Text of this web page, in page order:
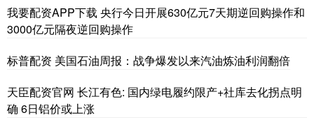
我要配资APP下载 央行今日开展630亿元7天期逆回购操作和
3000亿元隔夜逆回购操作
标普配资 美国石油周报：战争爆发以来汽油炼油利润翻倍
天臣配资官网 长江有色: 国内绿电履约限产+社库去化拐点明
确 6日铝价或上涨